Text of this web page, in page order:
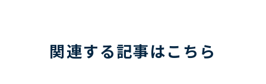
関連する記事はこちら